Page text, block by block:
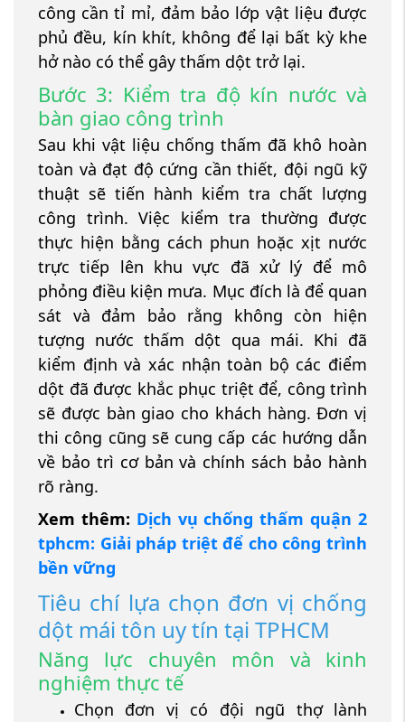
công cần tỉ mỉ, đảm bảo lớp vật liệu được
phủ đều, kín khít, không để lại bất kỳ khe
hở nào có thể gây thấm dột trở lại.
Bước 3: Kiểm tra độ kín nước và
bàn giao công trình
Sau khi vật liệu chống thấm đã khô hoàn
toàn và đạt độ cứng cần thiết, đội ngũ kỹ
thuật sẽ tiến hành kiểm tra chất lượng
công trình. Việc kiểm tra thường được
thực hiện bằng cách phun hoặc xịt nước
trực tiếp lên khu vực đã xử lý để mô
phỏng điều kiện mưa. Mục đích là để quan
sát và đảm bảo rằng không còn hiện
tượng nước thấm dột qua mái. Khi đã
kiểm định và xác nhận toàn bộ các điểm
dột đã được khắc phục triệt để, công trình
sẽ được bàn giao cho khách hàng. Đơn vị
thi công cũng sẽ cung cấp các hướng dẫn
về bảo trì cơ bản và chính sách bảo hành
rõ ràng.
Xem thêm: Dịch vụ chống thấm quận 2
tphcm: Giải pháp triệt để cho công trình
bền vững
Tiêu chí lựa chọn đơn vị chống
dột mái tôn uy tín tại TPHCM
Năng lực chuyên môn và kinh
nghiệm thực tế
Chọn đơn vị có đội ngũ thợ lành